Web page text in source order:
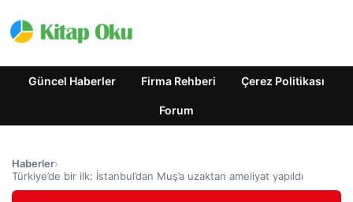
Güncel Haberler Firma Rehberi Çerez Politikası
Forum
Haberler›
Türkiye’de bir ilk: İstanbul’dan Muş’a uzaktan ameliyat yapıldı